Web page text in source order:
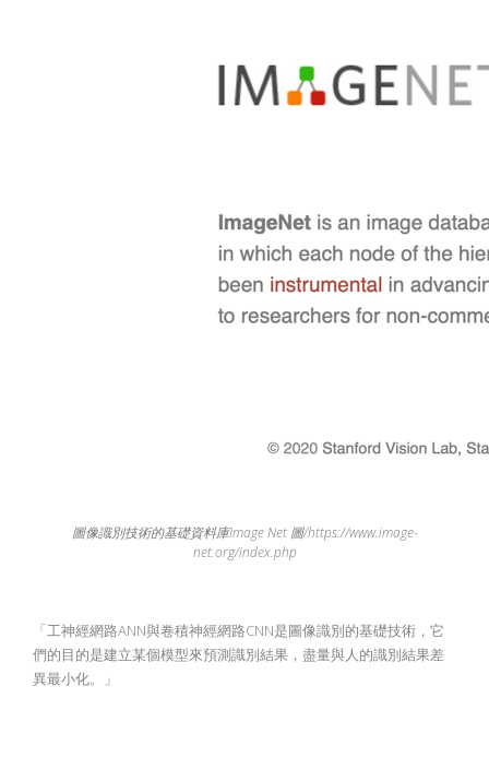
圖像識別技術的基礎資料庫Image Net 圖/https://www.image-
net.org/index.php
「工神經網路ANN與卷積神經網路CNN是圖像識別的基礎技術，它
們的目的是建立某個模型來預測識別結果，盡量與人的識別結果差
異最小化。」